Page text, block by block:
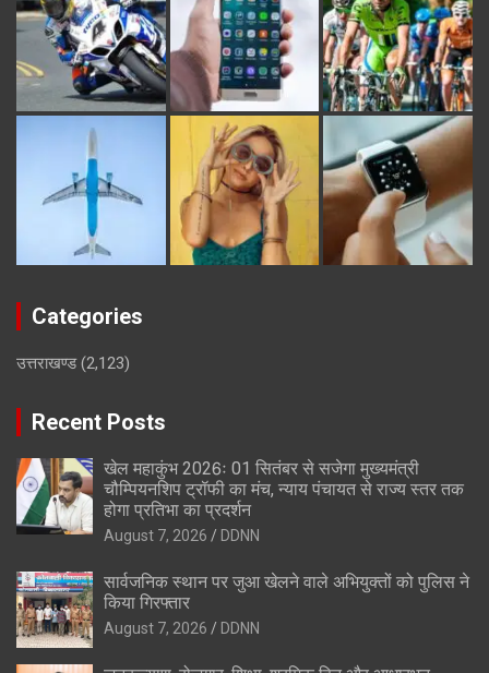
Categories
उत्तराखण्ड(2,123)
Recent Posts
खेल महाकुंभ 2026ः 01 सितंबर से सजेगा मुख्यमंत्री
चौम्पियनशिप ट्रॉफी का मंच, न्याय पंचायत से राज्य स्तर तक
होगा प्रतिभा का प्रदर्शन
August 7, 2026 DDNN
सार्वजनिक स्थान पर जुआ खेलने वाले अभियुक्तों को पुलिस ने
किया गिरफ्तार
August 7, 2026 DDNN